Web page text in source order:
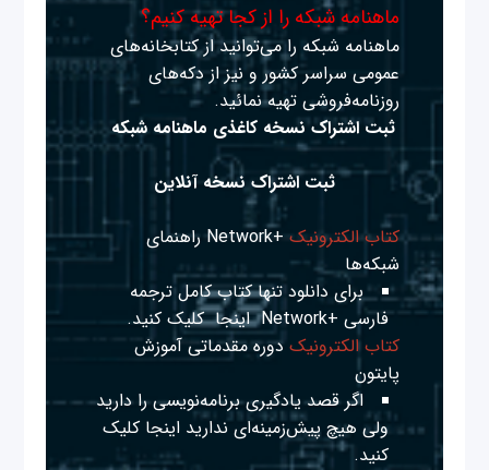
ماهنامه شبکه را از کجا تهیه کنیم؟
ماهنامه شبکه را می‌توانید از کتابخانه‌های
عمومی سراسر کشور و نیز از دکه‌های
روزنامه‌فروشی تهیه نمائید.
ثبت اشتراک نسخه کاغذی ماهنامه شبکه
ثبت اشتراک نسخه آنلاین
کتاب الکترونیک
+Network راهنمای
شبکه‌ها
برای دانلود تنها کتاب کامل ترجمه
فارسی +Network
اینجا کلیک کنید.
کتاب الکترونیک دوره مقدماتی آموزش
پایتون
اگر قصد یادگیری برنامه‌نویسی را دارید
ولی هیچ پیش‌زمینه‌ای نداریداینجا کلیک
کنید.